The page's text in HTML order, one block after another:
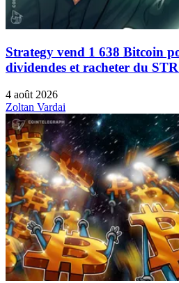
Strategy vend 1 638 Bitcoin
dividendes et racheter du
4 août 2026
Zoltan Vardai